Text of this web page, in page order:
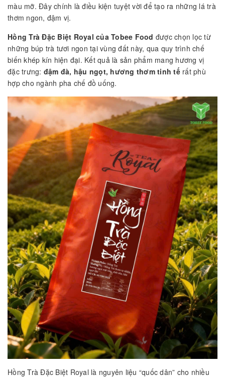
màu mỡ. Đây chính là điều kiện tuyệt vời để tạo ra những lá trà
thơm ngon, đậm vị.
Hồng Trà Đặc Biệt Royal của Tobee Food được chọn lọc từ
những búp trà tươi ngon tại vùng đất này, qua quy trình chế
biến khép kín hiện đại. Kết quả là sản phẩm mang hương vị
đặc trưng: đậm đà, hậu ngọt, hương thơm tinh tếrất phù
hợp cho ngành pha chế đồ uống.
Hồng Trà Đặc Biệt Royal là nguyên liệu “quốc dân” cho nhiều